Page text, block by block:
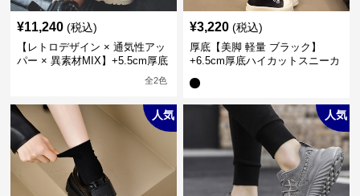
¥11,240 (税込)
【レトロデザイン × 通気性アッ
パー × 異素材MIX】+5.5cm厚底
全2色
¥3,220 (税込)
厚底【美脚 軽量 ブラック】
+6.5cm厚底ハイカットスニーカ
人気 人気